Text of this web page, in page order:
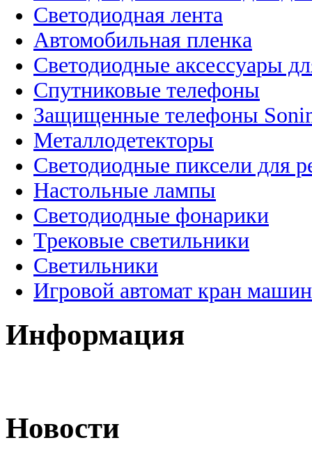
Светодиодная лента
Автомобильная пленка
Светодиодные аксессуары
Спутниковые телефоны
Защищенные телефоны
Металлодетекторы
Светодиодные пиксели для
Настольные лампы
Светодиодные фонарики
Трековые светильники
Светильники
Игровой автомат кран
Информация
Новости